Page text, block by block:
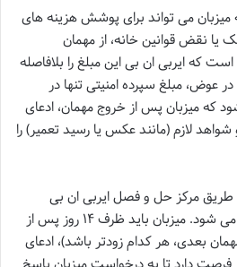
می تواند برای پوشش هزینه های
یا نقض قوانین خانه، از مهمان
که ایربی ان بی این مبلغ را بلافاصله
عوض، مبلغ سپرده امنیتی تنها در
که میزبان پس از خروج مهمان، ادعای
لازم (مانند عکس یا رسید تعمیر) را
مرکز حل و فصل ایربی ان بی
(Resolution Center) انجام می شود. میزبان باید ظرف ۱۴ روز پس از
بعدی، هر کدام زودتر باشد)، ادعای